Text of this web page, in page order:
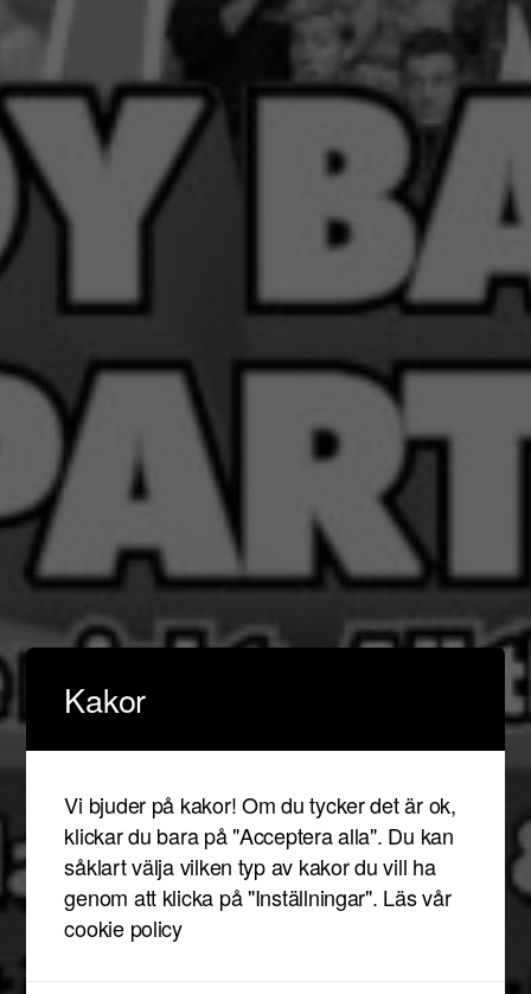
Kakor
Vi bjuder på kakor! Om du tycker det är ok,
klickar du bara på "Acceptera alla". Du kan
såklart välja vilken typ av kakor du vill ha
genom att klicka på "Inställningar". Läs vår
cookie policy